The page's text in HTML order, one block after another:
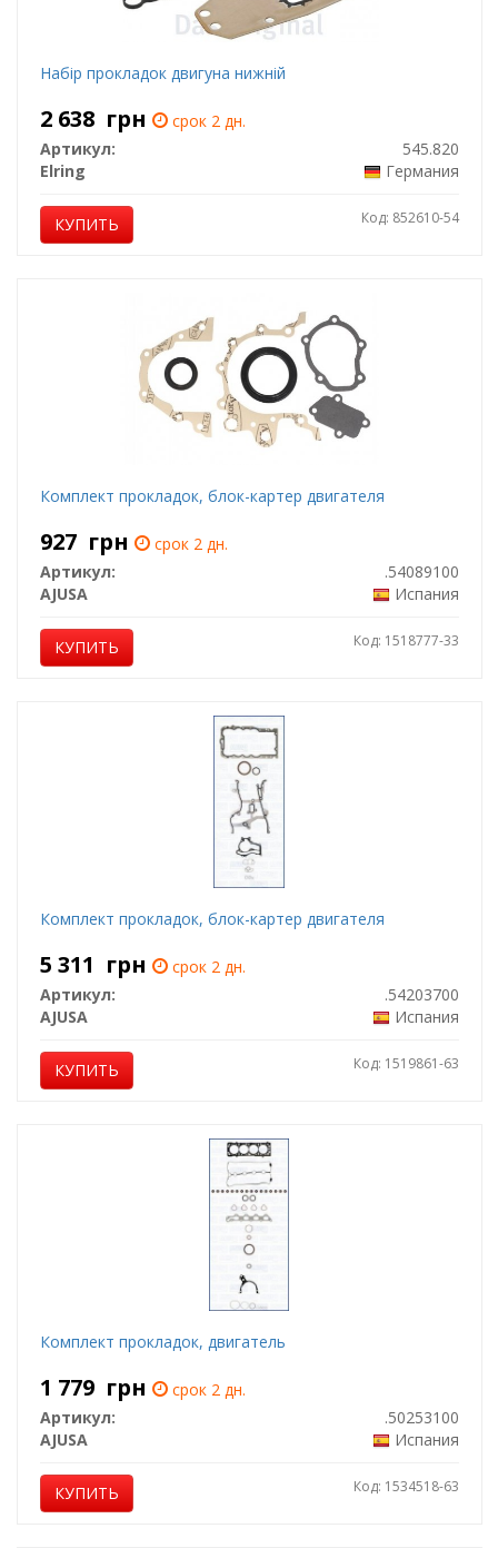
Набір прокладок двигуна нижній
2 638 грн
срок 2 дн.
Артикул:
545.820
Elring
Германия
КУПИТЬ Код: 852610-54
Комплект прокладок, блок-картер двигателя
927 грн
срок 2 дн.
Артикул:
.54089100
AJUSA
Испания
КУПИТЬ Код: 1518777-33
Комплект прокладок, блок-картер двигателя
5 311 грн
срок 2 дн.
Артикул:
.54203700
AJUSA
Испания
КУПИТЬ Код: 1519861-63
Комплект прокладок, двигатель
1 779 грн
срок 2 дн.
Артикул:
.50253100
AJUSA
Испания
КУПИТЬ Код: 1534518-63